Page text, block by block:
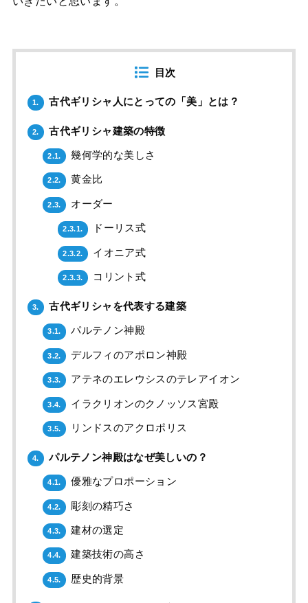
目次
1. 古代ギリシャ人にとっての「美」とは？
2. 古代ギリシャ建築の特徴
2.1. 幾何学的な美しさ
2.2. 黄金比
2.3. オーダー
2.3.1. ドーリス式
2.3.2. イオニア式
2.3.3. コリント式
3. 古代ギリシャを代表する建築
3.1. パルテノン神殿
3.2. デルフィのアポロン神殿
3.3. アテネのエレウシスのテレアイオン
3.4. イラクリオンのクノッソス宮殿
3.5. リンドスのアクロポリス
4. パルテノン神殿はなぜ美しいの？
4.1. 優雅なプロポーション
4.2. 彫刻の精巧さ
4.3. 建材の選定
4.4. 建築技術の高さ
4.5. 歴史的背景